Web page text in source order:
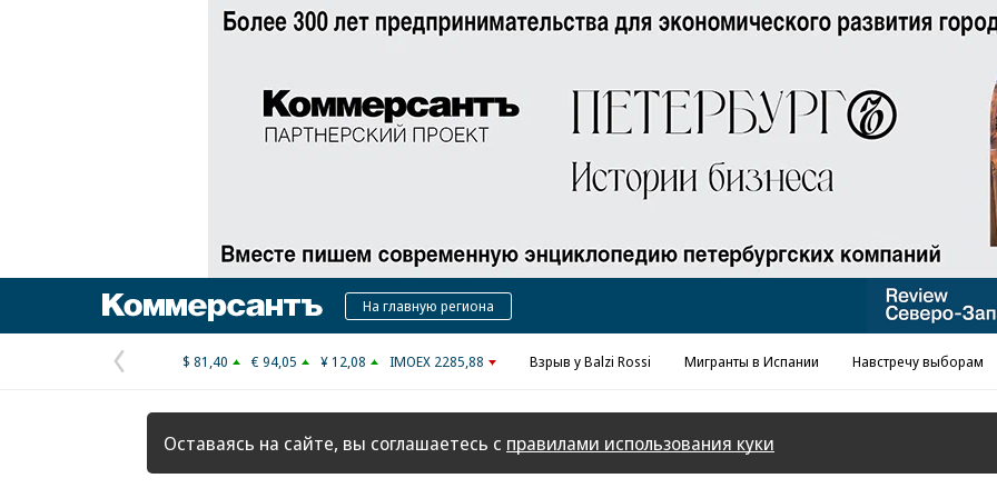
Реклама в «Ъ» www.kommersant.ru/ad
КоммерсантъНа главную региона
Предыдущая
страница
$ 81,40 € 94,05 ¥ 12,08 IMOEX 2285,88 Взрыв у Balzi Rossi Мигранты в Испании Навстречу выборам
Оставаясь на сайте, вы соглашаетесь с правилами использования куки